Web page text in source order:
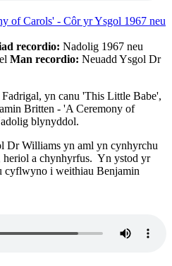
of Carols' - Côr yr Ysgol 1967 neu
recordio: Nadolig 1967 neu
Man recordio: Neuadd Ysgol Dr
yn canu 'This Little Babe',
Britten - 'A Ceremony of
blynyddol.
Dr Williams yn aml yn cynhyrchu
heriol a chynhyrfus. Yn ystod yr
cyflwyno i weithiau Benjamin